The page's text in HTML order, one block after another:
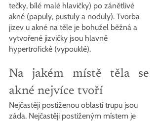
tečky, bílé malé hlavičky) po zánětlivé
akné (papuly, pustuly a noduly). Tvorba
jizev u akné na těle je bohužel běžná a
vytvořené jizvičky jsou hlavně
hypertrofické (vypouklé).
Na jakém místě těla se
akné nejvíce tvoří
Nejčastěji postiženou oblastí trupu jsou
záda. Nejčastěji postiženým místem je